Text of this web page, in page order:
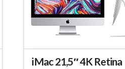
iMac 21,5″ 4K Retina